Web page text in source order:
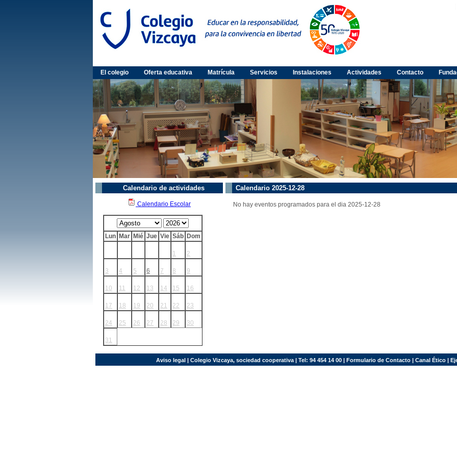
El colegio Oferta educativa Matrícula Servicios Instalaciones Actividades Contacto
Calendario 2025-12-28
No hay eventos programados para el dia 2025-12-28
Calendario de actividades
Calendario Escolar
Lun Mar Mié Jue Vie Sáb Dom
1 2
3 4 5 6 7 8 9
10 11 12 13 14 15 16
17 18 19 20 21 22 23
24 25 26 27 28 29 30
31
Aviso legal| Colegio Vizcaya, sociedad cooperativa | Tel: 94 454 14 00 | Formulario de Contacto| Canal Ético|